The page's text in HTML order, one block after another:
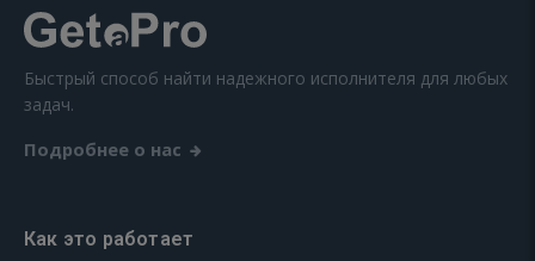
Быстрый способ найти надежного исполнителя для любых
задач.
Подробнее о нас
Как это работает